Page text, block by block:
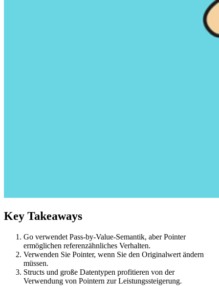
Key Takeaways
Go verwendet Pass-by-Value-Semantik, aber Pointer
ermöglichen referenzähnliches Verhalten.
Verwenden Sie Pointer, wenn Sie den Originalwert ändern
müssen.
Structs und große Datentypen profitieren von der
Verwendung von Pointern zur Leistungssteigerung.